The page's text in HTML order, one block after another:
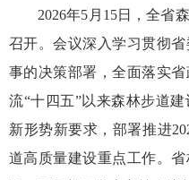
2026年5月15日，全省
召开。会议深入学习贯彻
事的决策部署，全面落实
流“十四五”以来森林步道
新形势新要求，部署推进
道高质量建设重点工作。